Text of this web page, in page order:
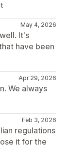
May 4, 2026
It's
have been
Apr 29, 2026
We always
Feb 3, 2026
regulations
it for the